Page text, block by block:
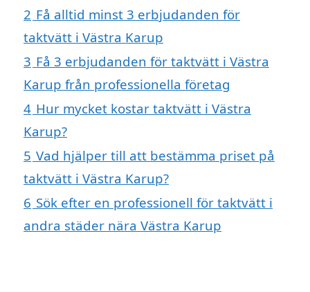
2 Få alltid minst 3 erbjudanden för
taktvätt i Västra Karup
3 Få 3 erbjudanden för taktvätt i Västra
Karup från professionella företag
4 Hur mycket kostar taktvätt i Västra
Karup?
5 Vad hjälper till att bestämma priset på
taktvätt i Västra Karup?
6 Sök efter en professionell för taktvätt i
andra städer nära Västra Karup